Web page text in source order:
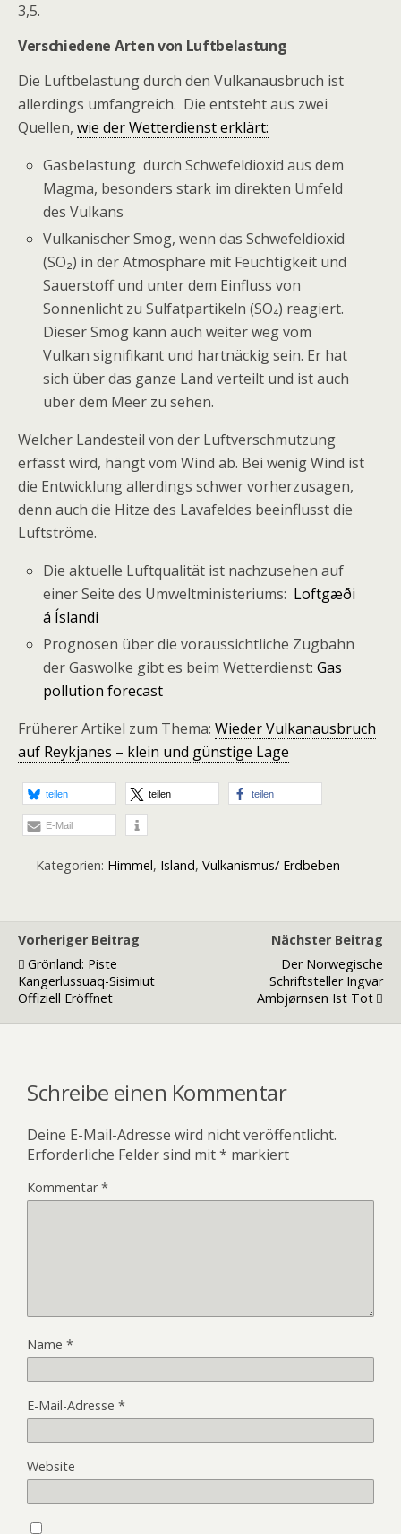
3,5.
Verschiedene Arten von Luftbelastung
Die Luftbelastung durch den Vulkanausbruch ist
allerdings umfangreich. Die entsteht aus zwei
Quellen, wie der Wetterdienst erklärt:
Gasbelastung durch Schwefeldioxid aus dem
Magma, besonders stark im direkten Umfeld
des Vulkans
Vulkanischer Smog, wenn das Schwefeldioxid
(SO₂) in der Atmosphäre mit Feuchtigkeit und
Sauerstoff und unter dem Einfluss von
Sonnenlicht zu Sulfatpartikeln (SO₄) reagiert.
Dieser Smog kann auch weiter weg vom
Vulkan signifikant und hartnäckig sein. Er hat
sich über das ganze Land verteilt und ist auch
über dem Meer zu sehen.
Welcher Landesteil von der Luftverschmutzung
erfasst wird, hängt vom Wind ab. Bei wenig Wind ist
die Entwicklung allerdings schwer vorherzusagen,
denn auch die Hitze des Lavafeldes beeinflusst die
Luftströme.
Die aktuelle Luftqualität ist nachzusehen auf
einer Seite des Umweltministeriums: Loftgæði
á Íslandi
Prognosen über die voraussichtliche Zugbahn
der Gaswolke gibt es beim Wetterdienst: Gas
pollution forecast
Früherer Artikel zum Thema: Wieder Vulkanausbruch
auf Reykjanes – klein und günstige Lage
teilen teilen teilen
E-Mail
Kategorien: Himmel, Island, Vulkanismus/ Erdbeben
Vorheriger Beitrag
Grönland: Piste
Kangerlussuaq-Sisimiut
Offiziell Eröffnet
Nächster Beitrag
Der Norwegische
Schriftsteller Ingvar
Ambjørnsen Ist Tot
Schreibe einen Kommentar
Deine E-Mail-Adresse wird nicht veröffentlicht.
Erforderliche Felder sind mit* markiert
Kommentar*
Name *
E-Mail-Adresse *
Website